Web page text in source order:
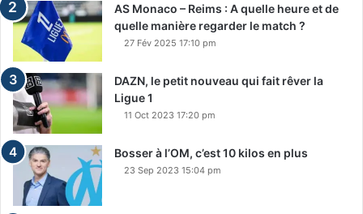
AS Monaco – Reims : A quelle heure et de
quelle manière regarder le match ?
27 Fév 2025 17:10 pm
DAZN, le petit nouveau qui fait rêver la
Ligue 1
11 Oct 2023 17:20 pm
Bosser à l’OM, c’est 10 kilos en plus
23 Sep 2023 15:04 pm